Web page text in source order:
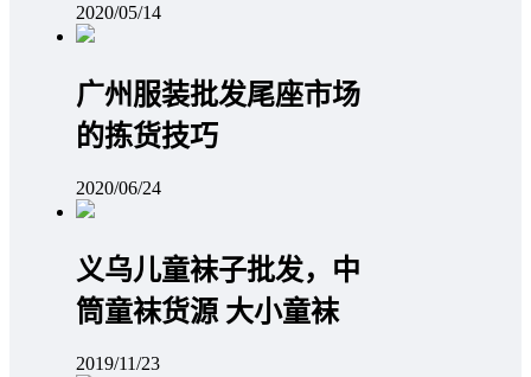
2020/05/14
广州服装批发尾座市场
的拣货技巧
2020/06/24
义乌儿童袜子批发，中
筒童袜货源 大小童袜
2019/11/23